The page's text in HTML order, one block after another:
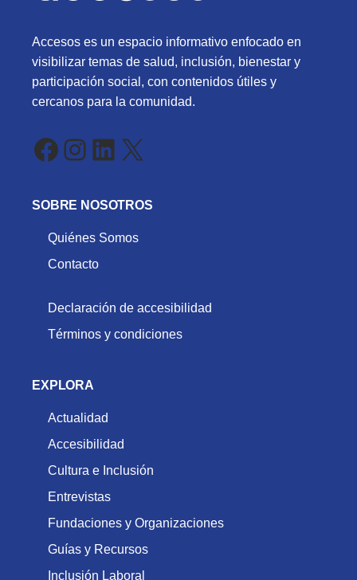
Accesos es un espacio informativo enfocado en
visibilizar temas de salud, inclusión, bienestar y
participación social, con contenidos útiles y
cercanos para la comunidad.
Facebook
Instagram
LinkedIn
X
SOBRE NOSOTROS
Quiénes Somos
Contacto
Declaración de accesibilidad
Términos y condiciones
EXPLORA
Actualidad
Accesibilidad
Cultura e Inclusión
Entrevistas
Fundaciones y Organizaciones
Guías y Recursos
Inclusión Laboral